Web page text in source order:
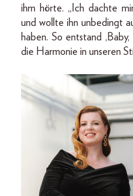
ihm hörte. „Ich dachte
und wollte ihn unbedingt
haben. So entstand
die Harmonie in unseren